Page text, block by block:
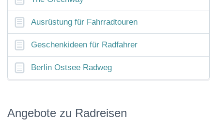
Ausrüstung für Fahrradtouren
Geschenkideen für Radfahrer
Berlin Ostsee Radweg
Angebote zu Radreisen